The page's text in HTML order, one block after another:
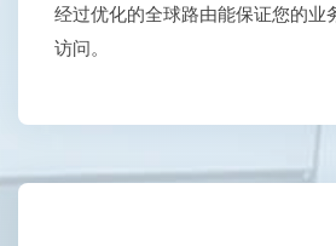
经过优化的全球路由能保证您的业
访问。